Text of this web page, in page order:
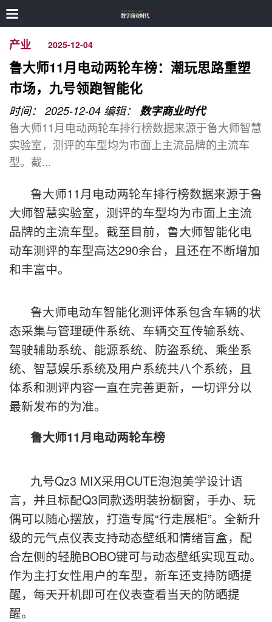
产业 2025-12-04
鲁大师11月电动两轮车榜：潮玩思路重塑
市场，九号领跑智能化
时间： 2025-12-04 编辑： 数字商业时代
鲁大师11月电动两轮车排行榜数据来源于鲁大师智慧
实验室，测评的车型均为市面上主流品牌的主流车
型。截...
鲁大师11月电动两轮车排行榜数据来源于鲁
大师智慧实验室，测评的车型均为市面上主流
品牌的主流车型。截至目前，鲁大师智能化电
动车测评的车型高达290余台，且还在不断增加
和丰富中。
鲁大师电动车智能化测评体系包含车辆的状
态采集与管理硬件系统、车辆交互传输系统、
驾驶辅助系统、能源系统、防盗系统、乘坐系
统、智慧娱乐系统及用户系统共八个系统，且
体系和测评内容一直在完善更新，一切评分以
最新发布的为准。
鲁大师11月电动两轮车榜
九号Qz3 MIX采用CUTE泡泡美学设计语
言，并且标配Q3同款透明装扮橱窗，手办、玩
偶可以随心摆放，打造专属“行走展柜”。全新升
级的元气点仪表支持动态壁纸和情绪盲盒，配
合左侧的轻脆BOBO键可与动态壁纸实现互动。
作为主打女性用户的车型，新车还支持防晒提
醒，每天开机即可在仪表查看当天的防晒提
醒。